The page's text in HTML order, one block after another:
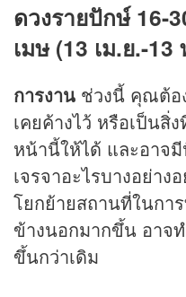
ดวงรายปักษ์ 16-
เมษ (13 เม.ย.-13
การงาน ช่วงนี้ คุณต้อ
เคยค้างไว้ หรือเป็น
หน้านี้ให้ได้ และอาจมี
เจรจาอะไรบางอย่า
โยกย้ายสถานที่ในกา
ข้างนอกมากขึ้น อาจ
ขึ้นกว่าเดิม